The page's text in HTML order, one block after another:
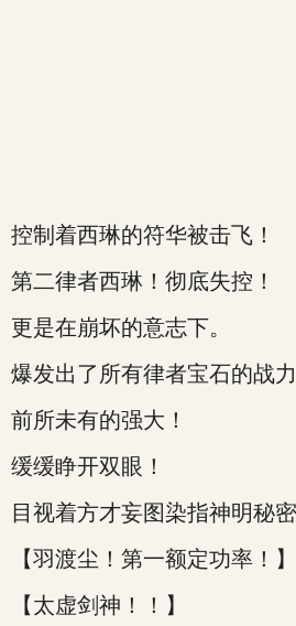
控制着西琳的符华被击飞！
第二律者西琳！彻底失控！
更是在崩坏的意志下。
爆发出了所有律者宝石的战力
前所未有的强大！
缓缓睁开双眼！
目视着方才妄图染指神明秘
【羽渡尘！第一额定功率！】
【太虚剑神！！】